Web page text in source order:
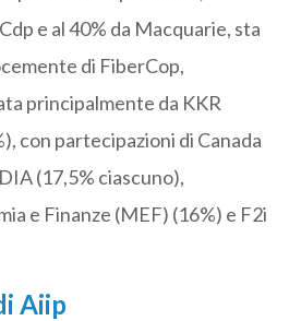
e al 40% da Macquarie, sta
di FiberCop,
principalmente da KKR
con partecipazioni di Canada
(17,5% ciascuno),
e Finanze (MEF) (16%) e F2i
Aiip